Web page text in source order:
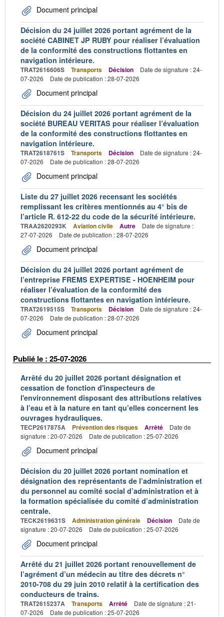
Document principal
Décision du 24 juillet 2026 portant agrément de la
société CABINET JP RUBY pour réaliser l’évaluation
de la conformité des constructions flottantes en
navigation intérieure.
TRAT2616606S Transports Décision
Date de signature : 24-
07-2026
Date de publication : 28-07-2026
Document principal
Décision du 24 juillet 2026 portant agrément de la
société BUREAU VERITAS pour réaliser l’évaluation
de la conformité des constructions flottantes en
navigation intérieure.
TRAT2618761S Transports Décision
Date de signature : 24-
07-2026
Date de publication : 28-07-2026
Document principal
Liste du 27 juillet 2026 recensant les sociétés
remplissant les critères mentionnés au 4° bis de
l’article R. 612-22 du code de la sécurité intérieure.
TRAA2620293K Aviation civile Autre
Date de signature :
27-07-2026
Date de publication : 28-07-2026
Document principal
Décision du 24 juillet 2026 portant agrément de
l’entreprise FREMS EXPERTISE - HOENHEIM pour
réaliser l’évaluation de la conformité des
constructions flottantes en navigation intérieure.
TRAT2619515S Transports Décision
Date de signature : 24-
07-2026
Date de publication : 28-07-2026
Document principal
Publié le : 25-07-2026
Arrêté du 20 juillet 2026 portant désignation et
cessation de fonction d'inspecteurs de
l'environnement disposant des attributions relatives
à l’eau et à la nature en tant qu’elles concernent les
ouvrages hydrauliques.
TECP2617875A Prévention des risques Arrêté
Date de
signature : 20-07-2026
Date de publication : 25-07-2026
Document principal
Décision du 20 juillet 2026 portant nomination et
désignation des représentants de l’administration et
du personnel au comité social d’administration et à
la formation spécialisée du comité d’administration
centrale.
TECK2619631S Administration générale Décision
Date de
signature : 20-07-2026
Date de publication : 25-07-2026
Document principal
Arrêté du 21 juillet 2026 portant renouvellement de
l’agrément d’un médecin au titre des décrets n°
2010-708 du 29 juin 2010 relatif à la certification des
conducteurs de trains.
TRAT2615237A Transports Arrêté
Date de signature : 21-
07-2026
Date de publication : 25-07-2026